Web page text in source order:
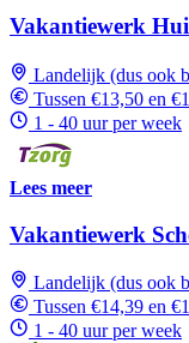
Vakantiewerk
Landelijk (dus ook
Tussen €13,50 en
1 - 40 uur per week
Lees meer
Vakantiewerk
Landelijk (dus ook
Tussen €14,39 en
1 - 40 uur per week